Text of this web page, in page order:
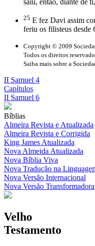
25 E fez Davi assim
feriu os filisteus desde
Copyright © 2009
Todos os direitos
Saiba mais sobre a
II Samuel 4
Capítulos
II Samuel 6
Bíblias
Almeira Revista e Atualizada
Almeira Revista e Corrigida
King James Atualizada
Nova Almeida Atualizada
Nova Bíblia Viva
Nova Tradução na
Nova Versão Internacional
Nova Versão Transformadora
Velho
Testamento